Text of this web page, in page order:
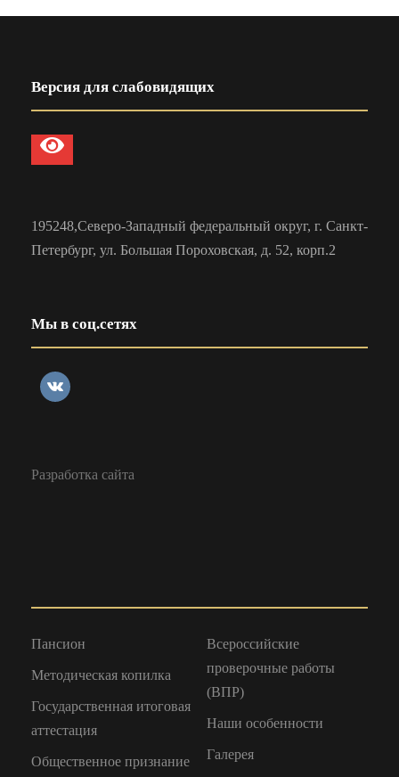
Версия для слабовидящих
195248,Северо-Западный федеральный округ, г. Санкт-
Петербург, ул. Большая Пороховская, д. 52, корп.2
Мы в соц.сетях
Разработка сайта
Пансион
Методическая копилка
Государственная итоговая
аттестация
Общественное признание
Всероссийские
проверочные работы
(ВПР)
Наши особенности
Галерея